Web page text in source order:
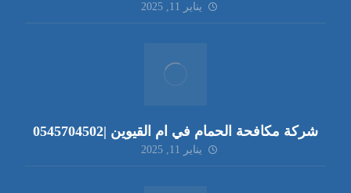
يناير 11, 2025
شركة مكافحة الحمام في ام القيوين |0545704502
يناير 11, 2025